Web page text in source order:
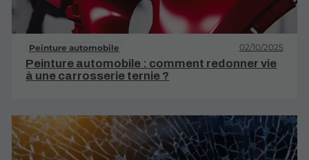
Peinture automobile 02/10/2025
Peinture automobile : comment redonner vie
à une carrosserie ternie ?